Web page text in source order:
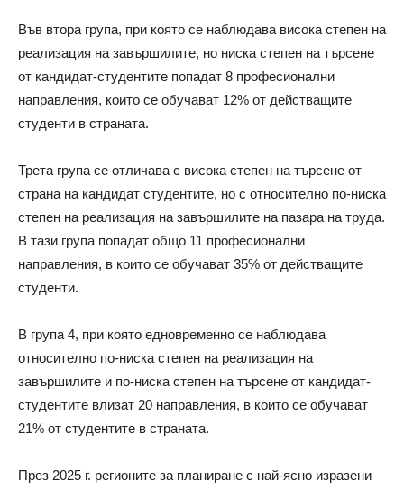
Във втора група, при която се наблюдава висока степен на
реализация на завършилите, но ниска степен на търсене
от кандидат-студентите попадат 8 професионални
направления, които се обучават 12% от действащите
студенти в страната.
Трета група се отличава с висока степен на търсене от
страна на кандидат студентите, но с относително по-ниска
степен на реализация на завършилите на пазара на труда.
В тази група попадат общо 11 професионални
направления, в които се обучават 35% от действащите
студенти.
В група 4, при която едновременно се наблюдава
относително по-ниска степен на реализация на
завършилите и по-ниска степен на търсене от кандидат-
студентите влизат 20 направления, в които се обучават
21% от студентите в страната.
През 2025 г. регионите за планиране с най-ясно изразени